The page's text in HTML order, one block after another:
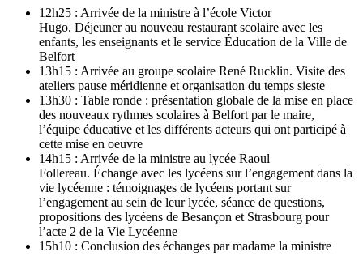
12h25 : Arrivée de la ministre à l’école Victor
Hugo. Déjeuner au nouveau restaurant scolaire avec les
enfants, les enseignants et le service Éducation de la Ville de
Belfort
13h15 : Arrivée au groupe scolaire René Rucklin. Visite des
ateliers pause méridienne et organisation du temps sieste
13h30 : Table ronde : présentation globale de la mise en place
des nouveaux rythmes scolaires à Belfort par le maire,
l’équipe éducative et les différents acteurs qui ont participé à
cette mise en oeuvre
14h15 : Arrivée de la ministre au lycée Raoul
Follereau. Échange avec les lycéens sur l’engagement dans la
vie lycéenne : témoignages de lycéens portant sur
l’engagement au sein de leur lycée, séance de questions,
propositions des lycéens de Besançon et Strasbourg pour
l’acte 2 de la Vie Lycéenne
15h10 : Conclusion des échanges par madame la ministre